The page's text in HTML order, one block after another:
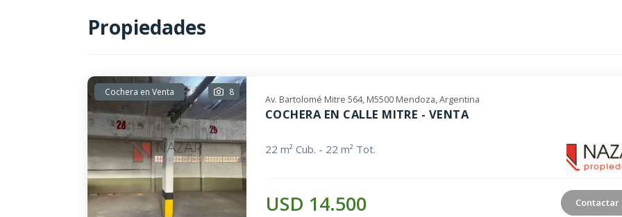
Propiedades
Cochera en Venta 8
Av. Bartolomé Mitre 564, M5500 Mendoza, Argentina
COCHERA EN CALLE MITRE - VENTA
22 m² Cub. - 22 m² Tot.
USD 14.500 Contactar